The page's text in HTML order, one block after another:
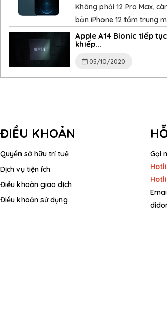
Không phải 12 Pro Max,
bản iPhone 12 tầm trung
Apple A14 Bionic tiếp
khiếp...
05/10/2020
Ngày này 9 năm trước,
thư. Vào ngày 5/10 hàng
ĐIỀU KHOẢN
Quyền sở hữu trí tuệ
Dịch vụ tiện ích
Điều khoản giao dịch
Điều khoản sử dụng
Gọi